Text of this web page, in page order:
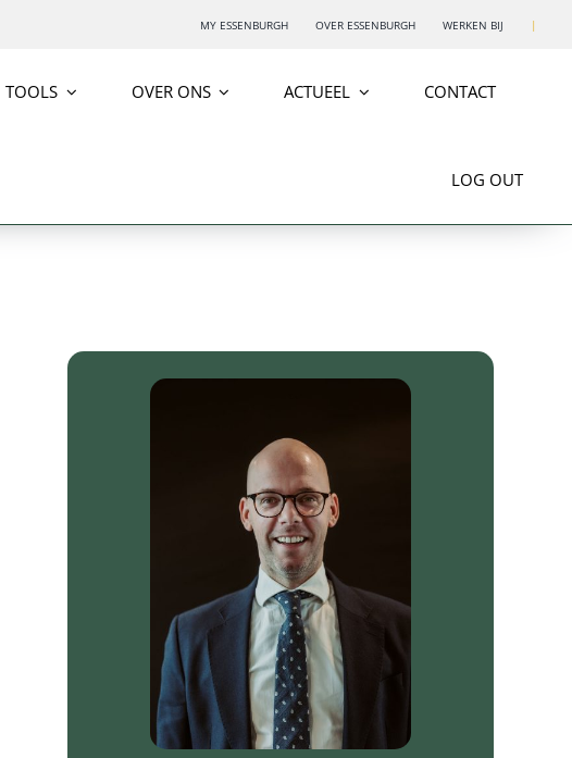
MY ESSENBURGH OVER ESSENBURGH WERKEN BIJ |
TOOLS OVER ONS ACTUEEL CONTACT
LOG OUT